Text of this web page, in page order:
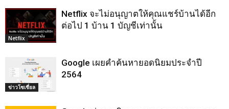
Netflix
Netflix จะไม่อนุญาตให้คุณแชร์บ้านได้อีก
ต่อไป 1 บ้าน 1 บัญชีเท่านั้น
ข่าวโซเชี่ยล
Google เผยคำค้นหายอดนิยมประจำปี
2564